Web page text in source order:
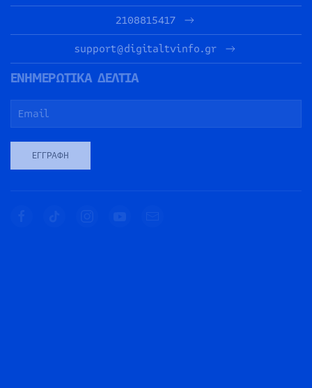
2108815417
support@digitaltvinfo.gr
ΕΝΗΜΕΡΩΤΙΚΑ ΔΕΛΤΙΑ
ΕΓΓΡΑΦΉ